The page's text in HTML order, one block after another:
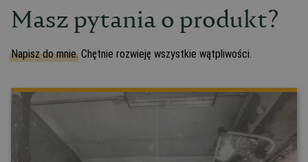
Masz pytania o produkt?
Napisz do mnie. Chętnie rozwieję wszystkie wątpliwości.